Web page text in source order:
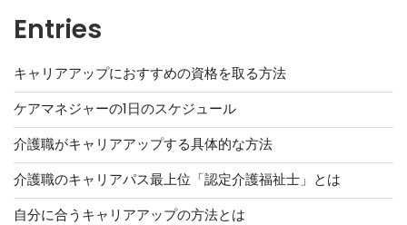
Entries
キャリアアップにおすすめの資格を取る方法
ケアマネジャーの1日のスケジュール
介護職がキャリアアップする具体的な方法
介護職のキャリアパス最上位「認定介護福祉士」とは
自分に合うキャリアアップの方法とは